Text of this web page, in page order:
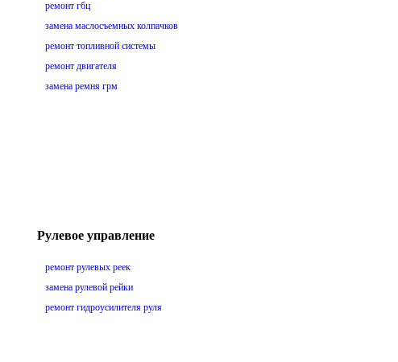
ремонт гбц
замена маслосъемных колпачков
ремонт топливной системы
ремонт двигателя
замена ремня грм
Рулевое управление
ремонт рулевых реек
замена рулевой рейки
ремонт гидроусилителя руля